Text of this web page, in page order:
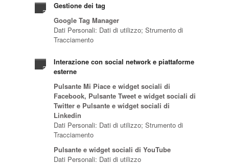
Gestione dei tag
Google Tag Manager
Dati Personali: Dati di utilizzo; Strumento di
Tracciamento
Interazione con social network e piattaforme
esterne
Pulsante Mi Piace e widget sociali di
Facebook, Pulsante Tweet e widget sociali di
Twitter e Pulsante e widget sociali di
Linkedin
Dati Personali: Dati di utilizzo; Strumento di
Tracciamento
Pulsante e widget sociali di YouTube
Dati Personali: Dati di utilizzo